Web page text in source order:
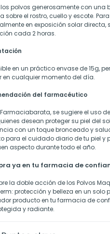
polvos generosamente con una
sobre el rostro, cuello y escote.
en exposición solar directa,
cada 2 horas.
en un práctico envase de 15g,
en cualquier momento del día.
del farmacéutico
se sugiere el uso
desean proteger su piel del
con un toque bronceado y
para el cuidado diario de tu piel y
aspecto durante todo el año.
ya en tu farmacia de
la doble acción de los Polvos
protección y belleza en un solo
producto en tu farmacia de
y radiante.